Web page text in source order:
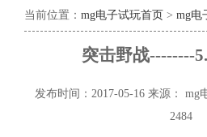
当前位置： mg电子试玩首页 > mg电
突击野战--------
发布时间：2017-05-16 来源： mg
2484